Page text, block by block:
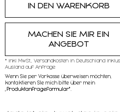
MACHEN SIE MIR EIN
ANGEBOT
* inkl MwSt,, Versandkosten in Deutschland
Ausland auf Anfrage
Wenn Sie per Vorkasse überweisen möchten,
kontaktieren SIe mich bitte über mein
Produktanfrageformular"